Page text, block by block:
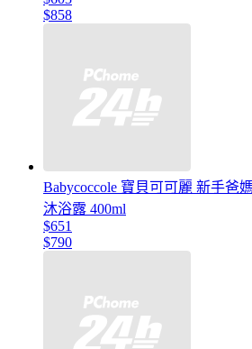
$858
Babycoccole 寶貝可可麗 新手爸
沐浴露 400ml
$651
$790